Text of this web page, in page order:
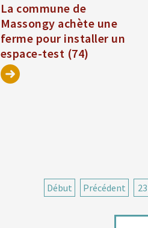
La commune de
Massongy achète une
ferme pour installer un
espace-test (74)
Début
Précédent 23